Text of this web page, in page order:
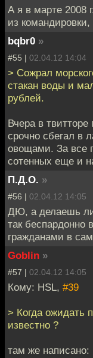
А я в марте 2008
из
bqbr0 »
#55 | 02.04.12 14:04
> Сожрал
стакан воды и
рублей.
Вчера в
срочно сбегал в
овощами. За все
сотенных еще и
П.Д.О. »
#56 | 02.04.12 14:05
ДЮ, а делаешь
так беспардонно
гражданами в
Goblin »
#57 | 02.04.12 14:05
Кому: HSL, #39
> Когда ожидать
известно ?
там же написано: